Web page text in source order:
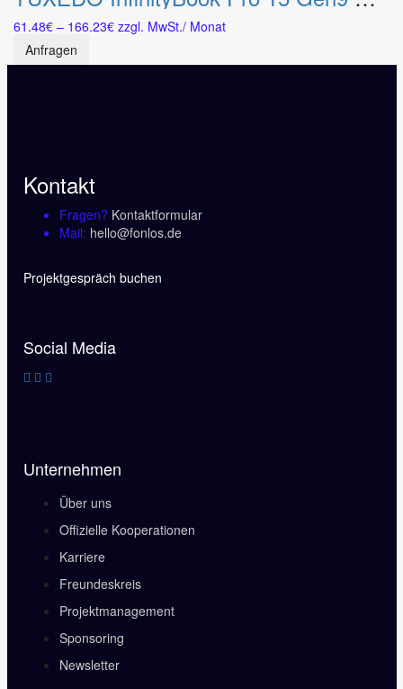
mehrere
Varianten
auf.
Die
gewählt
werden
61.48€ – 166.23€Preisspanne:
zzgl. MwSt./ Monat
Anfragen
Kontakt
Fragen? Kontaktformular
Mail: hello@fonlos.de
Projektgespräch buchen
Social Media
Unternehmen
Über uns
Offizielle Kooperationen
Karriere
Freundeskreis
Projektmanagement
Sponsoring
Newsletter